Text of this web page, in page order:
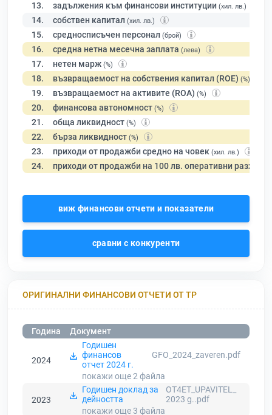
13. задължения към финансови институции (хил. лв.)
14. собствен капитал (хил. лв.)
15. средносписъчен персонал (брой)
16. средна нетна месечна заплата (лева)
17. нетен марж (%)
18. възвращаемост на собствения капитал (ROE) (%)
19. възвращаемост на активите (ROA) (%)
20. финансова автономност (%)
21. обща ликвидност (%)
22. бърза ликвидност (%)
23. приходи от продажби средно на човек (хил. лв.)
24. приходи от продажби на 100 лв. оперативни разходи
виж финансови отчети и показатели
сравни с конкуренти
ОРИГИНАЛНИ ФИНАНСОВИ ОТЧЕТИ ОТ ТР
Година Документ
2024
Годишен
финансов
отчет 2024 г.
GFO_2024_zaveren.pdf
покажи още 2файла
2023
Годишен доклад за
дейността
OT4ET_UPAVITEL_
2023 g..pdf
покажи още 3 файла